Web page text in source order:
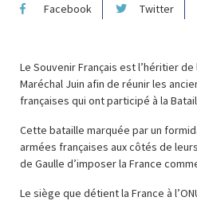
Facebook Twitter
Le Souvenir Français est l’héritier
Maréchal Juin afin de réunir les
françaises qui ont participé à la
Cette bataille marquée par un
armées françaises aux côtés de
de Gaulle d’imposer la France
Le siège que détient la France à